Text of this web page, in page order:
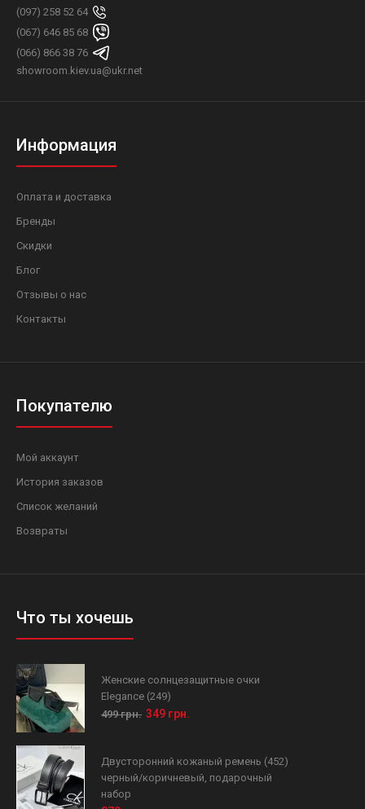
(097) 258 52 64
(067) 646 85 68
(066) 866 38 76
showroom.kiev.ua@ukr.net
Информация
Оплата и доставка
Бренды
Скидки
Блог
Отзывы о нас
Контакты
Покупателю
Мой аккаунт
История заказов
Список желаний
Возвраты
Что ты хочешь
Женские солнцезащитные очки
Elegance (249)
499 грн. 349 грн.
Двусторонний кожаный ремень (452)
черный/коричневый, подарочный
набор